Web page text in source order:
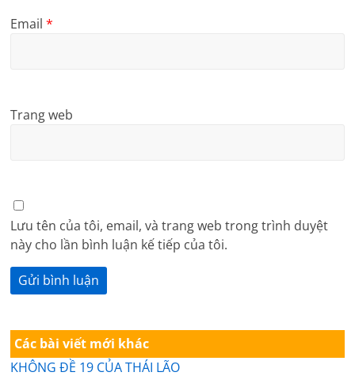
Email*
Trang web
Lưu tên của tôi, email, và trang web trong trình duyệt
này cho lần bình luận kế tiếp của tôi.
Các bài viết mới khác
KHÔNG ĐỀ 19 CỦA THÁI LÃO